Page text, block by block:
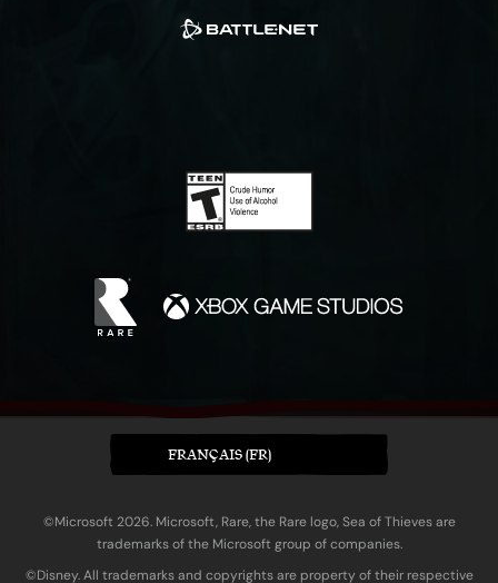
FRANÇAIS (FR)
©Microsoft 2026. Microsoft, Rare, the Rare logo, Sea of Thieves are
trademarks of the Microsoft group of companies.
©Disney. All trademarks and copyrights are property of their respective